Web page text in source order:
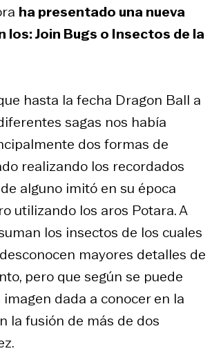
ha presentado una nueva
los: Join Bugs o Insectos de la
hasta la fecha Dragon Ball a
sagas nos había
dos formas de
realizando los recordados
alguno imitó en su época
utilizando los aros Potara. A
los insectos de los cuales
mayores detalles de
pero que según se puede
dada a conocer en la
la fusión de más de dos